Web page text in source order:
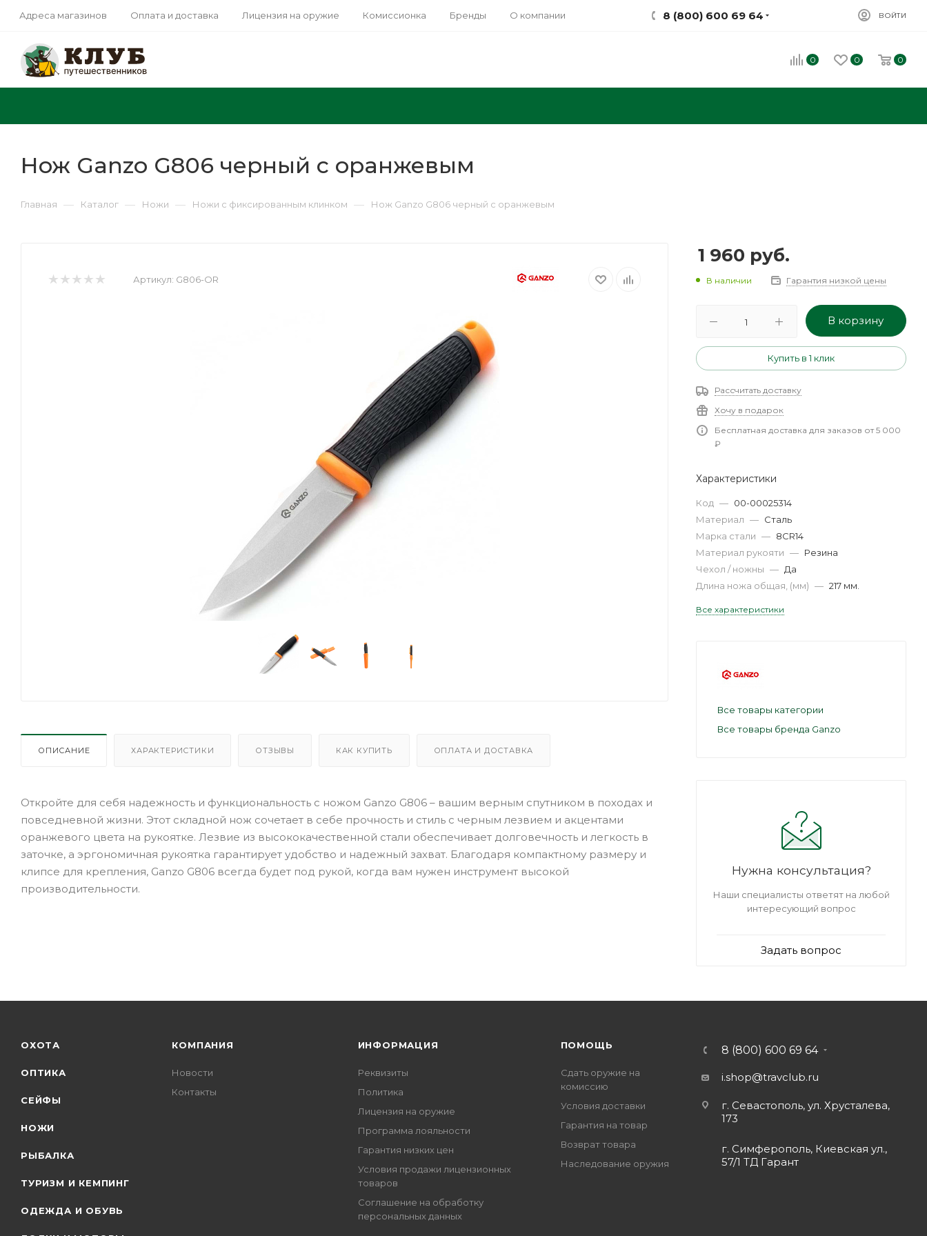
Адреса магазинов Оплата и доставка Лицензия на оружие Комиссионка Бренды О компании 8 (800) 600 69 64 ВОЙТИ
0 0 0
Нож Ganzo G806 черный c оранжевым
Главная — Каталог — Ножи — Ножи с фиксированным клинком — Нож Ganzo G806 черный c оранжевым
Артикул: G806-OR
ОПИСАНИЕ ХАРАКТЕРИСТИКИ ОТЗЫВЫ КАК КУПИТЬ ОПЛАТА И ДОСТАВКА
Откройте для себя надежность и функциональность с ножом Ganzo G806 – вашим верным спутником в походах и
повседневной жизни. Этот складной нож сочетает в себе прочность и стиль с черным лезвием и акцентами
оранжевого цвета на рукоятке. Лезвие из высококачественной стали обеспечивает долговечность и легкость в
заточке, а эргономичная рукоятка гарантирует удобство и надежный захват. Благодаря компактному размеру и
клипсе для крепления, Ganzo G806 всегда будет под рукой, когда вам нужен инструмент высокой
производительности.
1 960 руб.
В наличии Гарантия низкой цены
В корзину
Купить в 1 клик
Рассчитать доставку
Хочу в подарок
Бесплатная доставка для заказов от 5 000
₽
Характеристики
Код — 00-00025314
Материал — Сталь
Марка стали — 8CR14
Материал рукояти — Резина
Чехол / ножны — Да
Длина ножа общая, (мм) — 217 мм.
Все характеристики
Все товары категории
Все товары бренда Ganzo
Нужна консультация?
Наши специалисты ответят на любой
интересующий вопрос
Задать вопрос
ОХОТА
ОПТИКА
СЕЙФЫ
НОЖИ
РЫБАЛКА
ТУРИЗМ И КЕМПИНГ
ОДЕЖДА И ОБУВЬ
КОМПАНИЯ
Новости
Контакты
ИНФОРМАЦИЯ
Реквизиты
Политика
Лицензия на оружие
Программа лояльности
Гарантия низких цен
Условия продажи лицензионных
товаров
Соглашение на обработку
персональных данных
ПОМОЩЬ
Сдать оружие на
комиссию
Условия доставки
Гарантия на товар
Возврат товара
Наследование оружия
8 (800) 600 69 64
i.shop@travclub.ru
г. Севастополь, ул. Хрусталева,
173
г. Симферополь, Киевская ул.,
57/1 ТД Гарант